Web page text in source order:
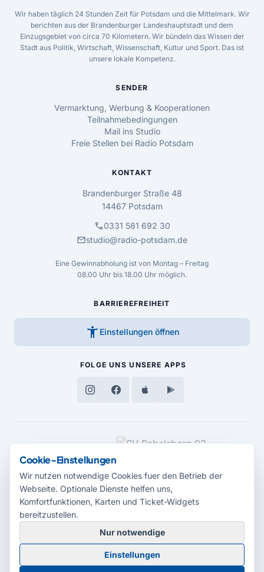
Wir haben täglich 24 Stunden Zeit für Potsdam und die Mittelmark. Wir
berichten aus der Brandenburger Landeshauptstadt und dem
Einzugsgebiet von circa 70 Kilometern. Wir bündeln das Wissen der
Stadt aus Politik, Wirtschaft, Wissenschaft, Kultur und Sport. Das ist
unsere lokale Kompetenz.
SENDER
Vermarktung, Werbung & Kooperationen
Teilnahmebedingungen
Mail ins Studio
Freie Stellen bei Radio Potsdam
KONTAKT
Brandenburger Straße 48
14467 Potsdam
call0331 581 692 30
mailstudio@radio-potsdam.de
Eine Gewinnabholung ist von Montag – Freitag
08.00 Uhr bis 18.00 Uhr möglich.
BARRIEREFREIHEIT
accessibility_new Einstellungen öffnen
FOLGE UNS UNSERE APPS
MEDIENPARTNER
© 2026 Radio Potsdam. Webseite entwickelt durch dieMedienagentur
Babelsberg
BarrierefreiheitserklärungAGBDatenschutzImpressum
Cookie-Einstellungen
Wir nutzen notwendige Cookies fuer den Betrieb der
Webseite. Optionale Dienste helfen uns,
Komfortfunktionen, Karten und Ticket-Widgets
bereitzustellen.
Nur notwendige
Einstellungen